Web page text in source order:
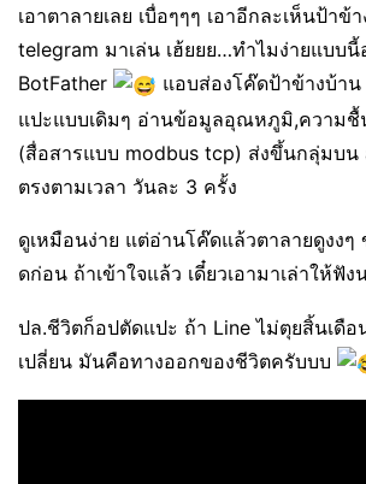
เอาตาลายเลย เบื่อๆๆๆ เอาอีกละเห็นป้าข้
telegram มาเล่น เฮ้ยยย…ทำไมง่ายแบบ
BotFather
แอบส่องโค๊ดป้าข้างบ้า
แปะแบบเดิมๆ อ่านข้อมูลอุณหภูมิ,ความชื้
(สื่อสารแบบ modbus tcp) ส่งขึ้นกลุ่มบน
ตรงตามเวลา วันละ 3 ครั้ง
ดูเหมือนง่าย แต่อ่านโค๊ดแล้วตาลายดูงงๆ
ดก่อน ถ้าเข้าใจแล้ว เดี๋ยวเอามาเล่าให้ฟั
ปล.ชีวิตก็อปตัดแปะ ถ้า Line ไม่ตุยสิ้นเดื
เปลี่ยน มันคือทางออกของชีวิตครับบบ